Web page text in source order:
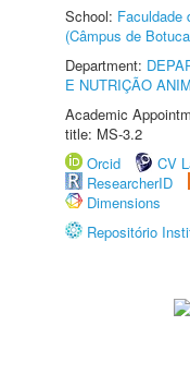
School: Faculdade
(Câmpus de
Department:
E NUTRIÇÃO
Academic
title: MS-3.2
Orcid
CV
ResearcherID
Dimensions
Repositório